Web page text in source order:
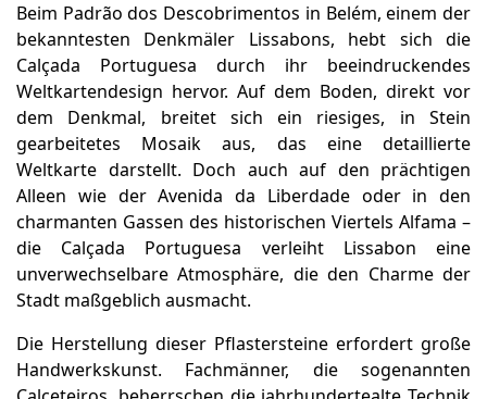
Beim Padrão dos Descobrimentos in Belém, einem der
bekanntesten Denkmäler Lissabons, hebt sich die
Calçada Portuguesa durch ihr beeindruckendes
Weltkartendesign hervor. Auf dem Boden, direkt vor
dem Denkmal, breitet sich ein riesiges, in Stein
gearbeitetes Mosaik aus, das eine detaillierte
Weltkarte darstellt. Doch auch auf den prächtigen
Alleen wie der Avenida da Liberdade oder in den
charmanten Gassen des historischen Viertels Alfama –
die Calçada Portuguesa verleiht Lissabon eine
unverwechselbare Atmosphäre, die den Charme der
Stadt maßgeblich ausmacht.
Die Herstellung dieser Pflastersteine erfordert große
Handwerkskunst. Fachmänner, die sogenannten